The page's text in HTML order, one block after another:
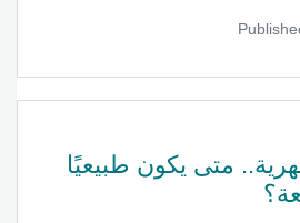
متى يكون طبيعيًا